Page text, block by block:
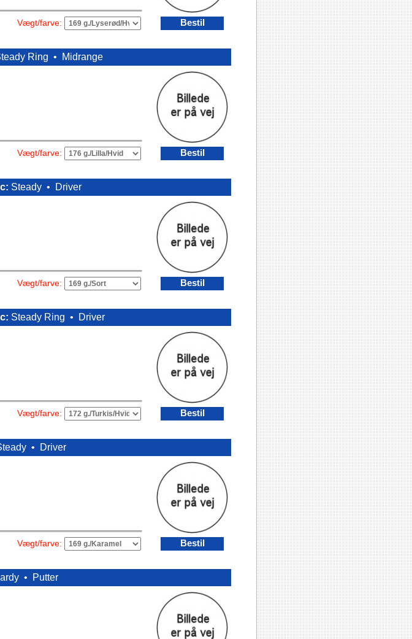
Vægt/farve: Bestil
Ring • Midrange
Vægt/farve: Bestil
Steady • Driver
Vægt/farve: Bestil
Steady Ring • Driver
Vægt/farve: Bestil
• Driver
Vægt/farve: Bestil
• Putter